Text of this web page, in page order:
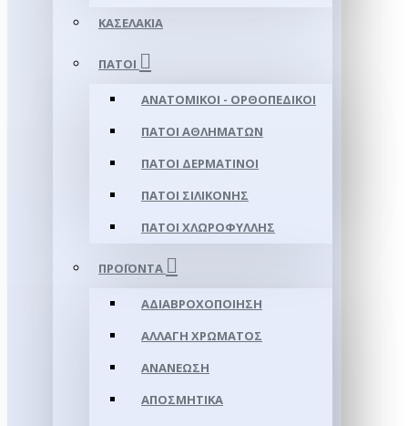
ΚΑΣΕΛΆΚΙΑ
ΠΆΤΟΙ
ΑΝΑΤΟΜΙΚΟΊ - ΟΡΘΟΠΕΔΙΚΟΊ
ΠΆΤΟΙ ΑΘΛΗΜΆΤΩΝ
ΠΆΤΟΙ ΔΕΡΜΆΤΙΝΟΙ
ΠΆΤΟΙ ΣΙΛΙΚΌΝΗΣ
ΠΆΤΟΙ ΧΛΩΡΟΦΎΛΛΗΣ
ΠΡΟΪΌΝΤΑ
ΑΔΙΑΒΡΟΧΟΠΟΊΗΣΗ
ΑΛΛΑΓΉ ΧΡΏΜΑΤΟΣ
ΑΝΑΝΈΩΣΗ
ΑΠΟΣΜΗΤΙΚΆ